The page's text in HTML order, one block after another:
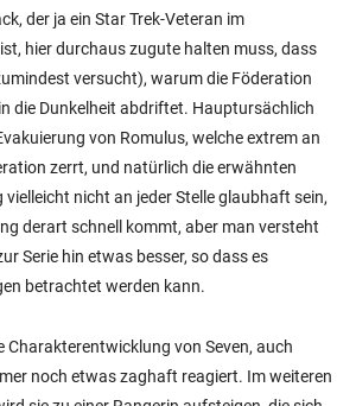
der ja ein Star Trek-Veteran im
hier durchaus zugute halten muss, dass
versucht), warum die Föderation
die Dunkelheit abdriftet. Hauptursächlich
von Romulus, welche extrem an
zerrt, und natürlich die erwähnten
vielleicht nicht an jeder Stelle glaubhaft sein,
derart schnell kommt, aber man versteht
Serie hin etwas besser, so dass es
betrachtet werden kann.
Charakterentwicklung von Seven, auch
noch etwas zaghaft reagiert. Im weiteren